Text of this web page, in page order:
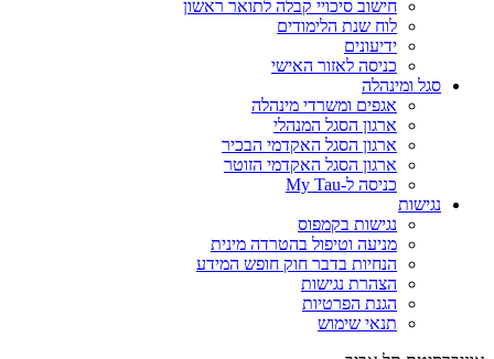
חישוב סיכויי קבלה לתואר ראשון
לוח שנת הלימודים
ידיעונים
כניסה לאזור האישי
סגל ומינהלה
אגפים ומשרדי מינהלה
ארגון הסגל המנהלי
ארגון הסגל האקדמי הבכיר
ארגון הסגל האקדמי הזוטר
כניסה ל-My Tau
נגישות
נגישות בקמפוס
מניעה וטיפול בהטרדה מינית
הנחיות בדבר חוק חופש המידע
הצהרת נגישות
הגנת הפרטיות
תנאי שימוש